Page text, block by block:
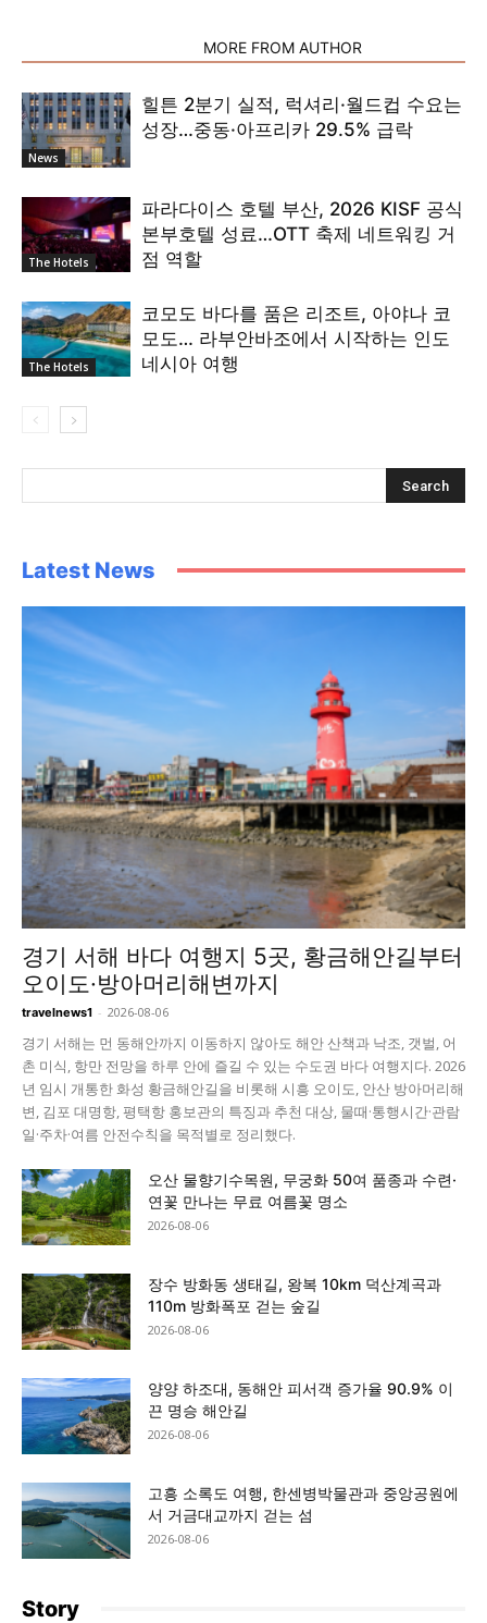
MORE FROM AUTHOR
News
힐튼 2분기 실적, 럭셔리·월드컵 수요는
성장…중동·아프리카 29.5% 급락
The Hotels
파라다이스 호텔 부산, 2026 KISF 공식
본부호텔 성료…OTT 축제 네트워킹 거
점 역할
The Hotels
코모도 바다를 품은 리조트, 아야나 코
모도… 라부안바조에서 시작하는 인도
네시아 여행
Latest News
경기 서해 바다 여행지 5곳, 황금해안길부터
오이도·방아머리해변까지
travelnews1 - 2026-08-06
경기 서해는 먼 동해안까지 이동하지 않아도 해안 산책과 낙조, 갯벌, 어
촌 미식, 항만 전망을 하루 안에 즐길 수 있는 수도권 바다 여행지다. 2026
년 임시 개통한 화성 황금해안길을 비롯해 시흥 오이도, 안산 방아머리해
변, 김포 대명항, 평택항 홍보관의 특징과 추천 대상, 물때·통행시간·관람
일·주차·여름 안전수칙을 목적별로 정리했다.
오산 물향기수목원, 무궁화 50여 품종과 수련·
연꽃 만나는 무료 여름꽃 명소
2026-08-06
장수 방화동 생태길, 왕복 10km 덕산계곡과
110m 방화폭포 걷는 숲길
2026-08-06
양양 하조대, 동해안 피서객 증가율 90.9% 이
끈 명승 해안길
2026-08-06
고흥 소록도 여행, 한센병박물관과 중앙공원에
서 거금대교까지 걷는 섬
2026-08-06
Story